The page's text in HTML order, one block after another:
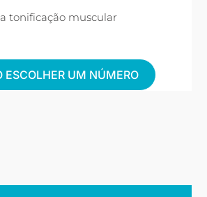
tonificação muscular
ESCOLHER UM NÚMERO